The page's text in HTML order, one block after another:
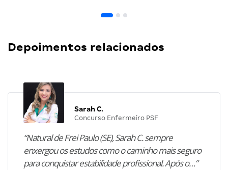
Depoimentos relacionados
Sarah C.
Concurso Enfermeiro PSF
“Natural de Frei Paulo (SE), Sarah C. sempre
enxergou os estudos como o caminho mais seguro
para conquistar estabilidade profissional. Após o…”